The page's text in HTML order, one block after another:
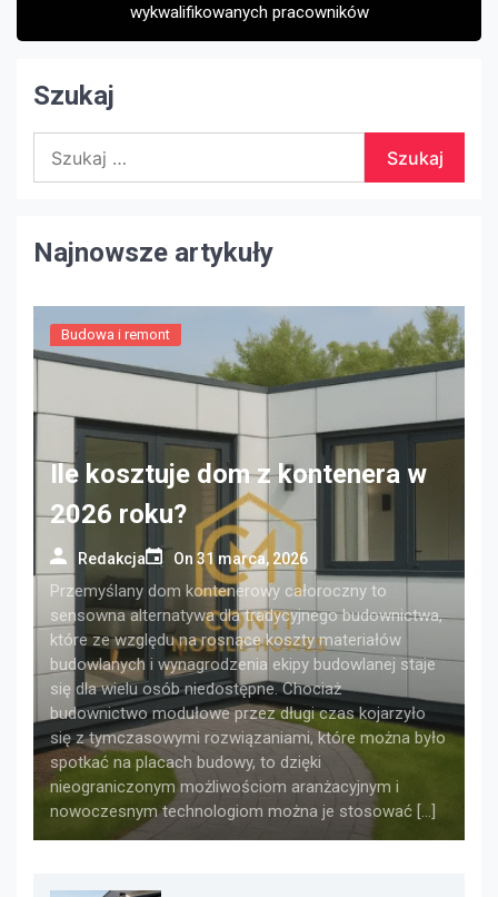
wykwalifikowanych pracowników
Szukaj
Najnowsze artykuły
Budowa i remont
Ile kosztuje dom z kontenera w
2026 roku?
Redakcja On 31 marca, 2026
Przemyślany dom kontenerowy całoroczny to
sensowna alternatywa dla tradycyjnego budownictwa,
które ze względu na rosnące koszty materiałów
budowlanych i wynagrodzenia ekipy budowlanej staje
się dla wielu osób niedostępne. Chociaż
budownictwo modułowe przez długi czas kojarzyło
się z tymczasowymi rozwiązaniami, które można było
spotkać na placach budowy, to dzięki
nieograniczonym możliwościom aranżacyjnym i
nowoczesnym technologiom można je stosować […]